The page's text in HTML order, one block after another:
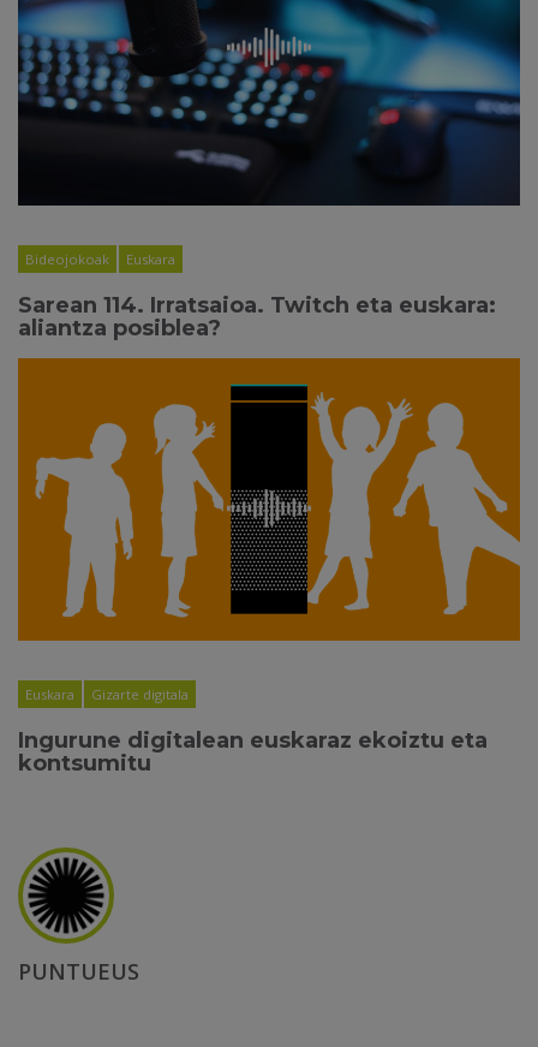
Bideojokoak Euskara
Sarean 114. Irratsaioa. Twitch eta euskara:
aliantza posiblea?
Euskara Gizarte digitala
Ingurune digitalean euskaraz ekoiztu eta
kontsumitu
PUNTUEUS